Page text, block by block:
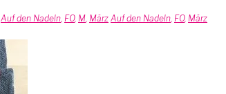
Auf den Nadeln, FO, M, März Auf den Nadeln, FO, März